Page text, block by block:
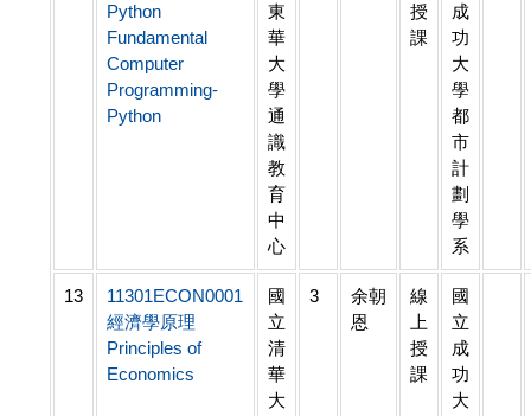
Python
Fundamental
Computer
Programming-
Python
東
華
大
學
通
識
教
育
中
心
授
課
成
功
大
學
都
市
計
劃
學
系
13
11301ECON0001
經濟學原理
Principles of
Economics
國
立
清
華
大
3
余朝
恩
線
上
授
課
國
立
成
功
大